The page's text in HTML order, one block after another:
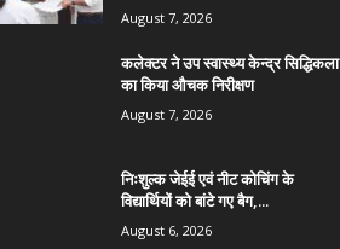
August 7, 2026
कलेक्टर ने उप स्वास्थ्य केन्द्र सिद्धिकला
का किया औचक निरीक्षण
August 7, 2026
निःशुल्क जेईई एवं नीट कोचिंग के
विद्यार्थियों को बांटे गए बैग,...
August 6, 2026